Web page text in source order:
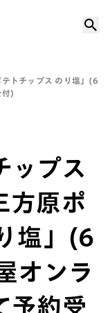
テトチップス のり塩」(6
付)
ップス
方原ポ
塩」(6
オンラ
予約受